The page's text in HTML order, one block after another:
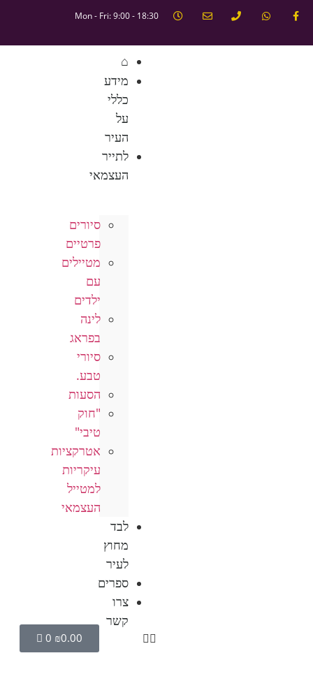
Mon - Fri: 9:00 - 18:30
⌂
מידע
כללי
על
העיר
לתייר
העצמאי
סיורים
פרטיים
מטיילים
עם
ילדים
לינה
בפראג
סיורי
טבע.
הסעות
"חוק
טיבי"
אטרקציות
עיקריות
למטייל
העצמאי
לבד
מחוץ
לעיר
ספרים
צרו
קשר
₪0.00
0